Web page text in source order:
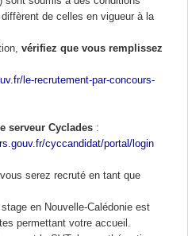
de celles en vigueur à la
vérifiez que vous remplissez
le-recrutement-par-concours-
serveur Cyclades :
cyccandidat/portal/login
serez recruté en tant que
en Nouvelle-Calédonie est
permettant votre accueil.